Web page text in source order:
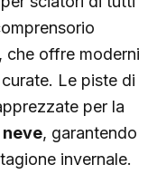
, che offre moderni
Le piste di
per la
, garantendo
invernale.